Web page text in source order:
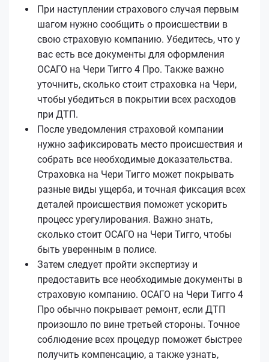
При наступлении страхового случая первым
шагом нужно сообщить о происшествии в
свою страховую компанию. Убедитесь, что у
вас есть все документы для оформления
ОСАГО на Чери Тигго 4 Про. Также важно
уточнить, сколько стоит страховка на Чери,
чтобы убедиться в покрытии всех расходов
при ДТП.
После уведомления страховой компании
нужно зафиксировать место происшествия и
собрать все необходимые доказательства.
Страховка на Чери Тигго может покрывать
разные виды ущерба, и точная фиксация всех
деталей происшествия поможет ускорить
процесс урегулирования. Важно знать,
сколько стоит ОСАГО на Чери Тигго, чтобы
быть уверенным в полисе.
Затем следует пройти экспертизу и
предоставить все необходимые документы в
страховую компанию. ОСАГО на Чери Тигго 4
Про обычно покрывает ремонт, если ДТП
произошло по вине третьей стороны. Точное
соблюдение всех процедур поможет быстрее
получить компенсацию, а также узнать,